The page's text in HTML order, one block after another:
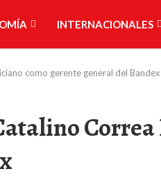
INTERNACIONALES
como gerente general del Bandex